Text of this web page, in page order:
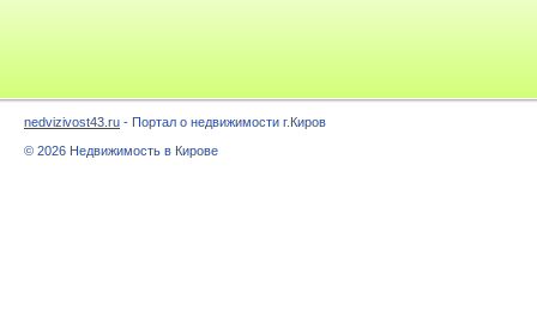
nedvizivost43.ru - Портал о недвижимости г.Киров
© 2026 Недвижимость в Кирове